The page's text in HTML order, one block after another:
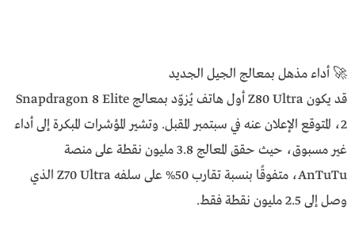
🚀 أداء مذهل بمعالج الجيل الجديد
قد يكون Z80 Ultra أول هاتف يُزوّد بمعالج Snapdragon 8 Elite
2، المتوقع الإعلان عنه في سبتمبر المقبل. وتشير المؤشرات المبكرة إلى أداء
غير مسبوق، حيث حقق المعالج 3.8 مليون نقطة على منصة
AnTuTu، متفوقًا بنسبة تقارب 50% على سلفه Z70 Ultra الذي
وصل إلى 2.5 مليون نقطة فقط.